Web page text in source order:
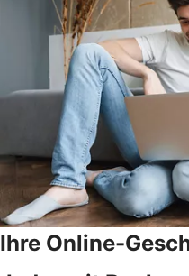
Ihre Online-